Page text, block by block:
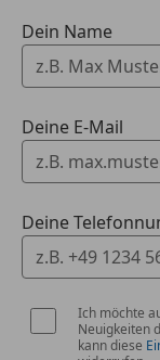
Dein Name
Deine E-Mail
Deine
Ich möchte
Neuigkeiten
kann diese